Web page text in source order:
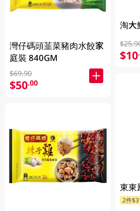
灣仔碼頭韮菜豬肉水餃家
庭裝 840GM
$69.90
$50.00
淘大
$10
東東
2件